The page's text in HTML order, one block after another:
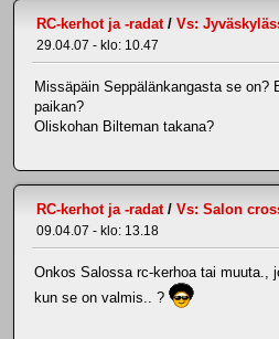
RC-kerhot ja -radat/ Vs:
29.04.07 - klo: 10.47
Missäpäin Seppälänkangasta se
paikan?
Oliskohan Bilteman takana?
RC-kerhot ja -radat/ Vs: Salon
09.04.07 - klo: 13.18
Onkos Salossa rc-kerhoa tai muuta.,
kun se on valmis.. ?